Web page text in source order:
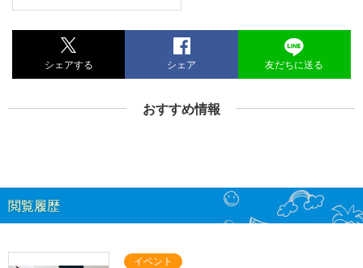
シェアする シェア 友だちに送る
おすすめ情報
閲覧履歴